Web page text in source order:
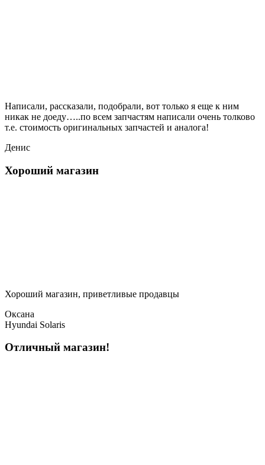
Написали, рассказали, подобрали, вот только я еще к ним
никак не доеду…..по всем запчастям написали очень толково
т.е. стоимость оригинальных запчастей и аналога!
Денис
Хороший магазин
Хороший магазин, приветливые продавцы
Оксана
Hyundai Solaris
Отличный магазин!